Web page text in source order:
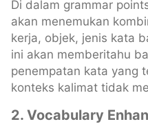
Di dalam grammar
akan menemukan
kerja, objek, jenis kata
ini akan memberitahu
penempatan kata yang
konteks kalimat tidak
2. Vocabulary